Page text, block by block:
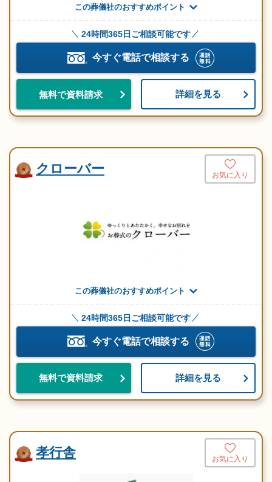
この葬儀社のおすすめポイント
24時間365日ご相談可能です
今すぐ電話で相談する
無料で資料請求 詳細を見る
クローバー お気に入り
この葬儀社のおすすめポイント
24時間365日ご相談可能です
今すぐ電話で相談する
無料で資料請求 詳細を見る
孝行舎 お気に入り